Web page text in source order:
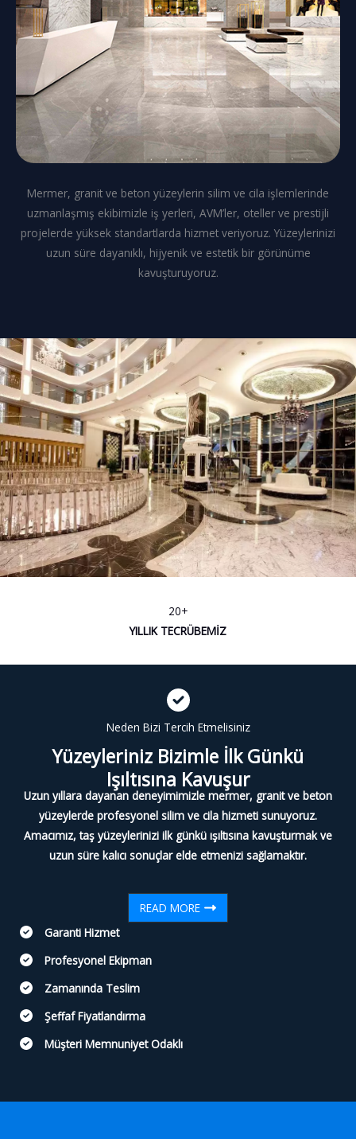
Mermer, granit ve beton yüzeylerin silim ve cila işlemlerinde
uzmanlaşmış ekibimizle iş yerleri, AVM’ler, oteller ve prestijli
projelerde yüksek standartlarda hizmet veriyoruz. Yüzeylerinizi
uzun süre dayanıklı, hijyenik ve estetik bir görünüme
kavuşturuyoruz.
20+
YILLIK TECRÜBEMİZ
Neden Bizi Tercih Etmelisiniz
Yüzeyleriniz Bizimle İlk Günkü
Işıltısına Kavuşur​
Uzun yıllara dayanan deneyimimizle mermer, granit ve beton
yüzeylerde profesyonel silim ve cila hizmeti sunuyoruz.
Amacımız, taş yüzeylerinizi ilk günkü ışıltısına kavuşturmak ve
uzun süre kalıcı sonuçlar elde etmenizi sağlamaktır.
READ MORE
Garanti Hizmet
Profesyonel Ekipman
Zamanında Teslim
Şeffaf Fiyatlandırma
Müşteri Memnuniyet Odaklı